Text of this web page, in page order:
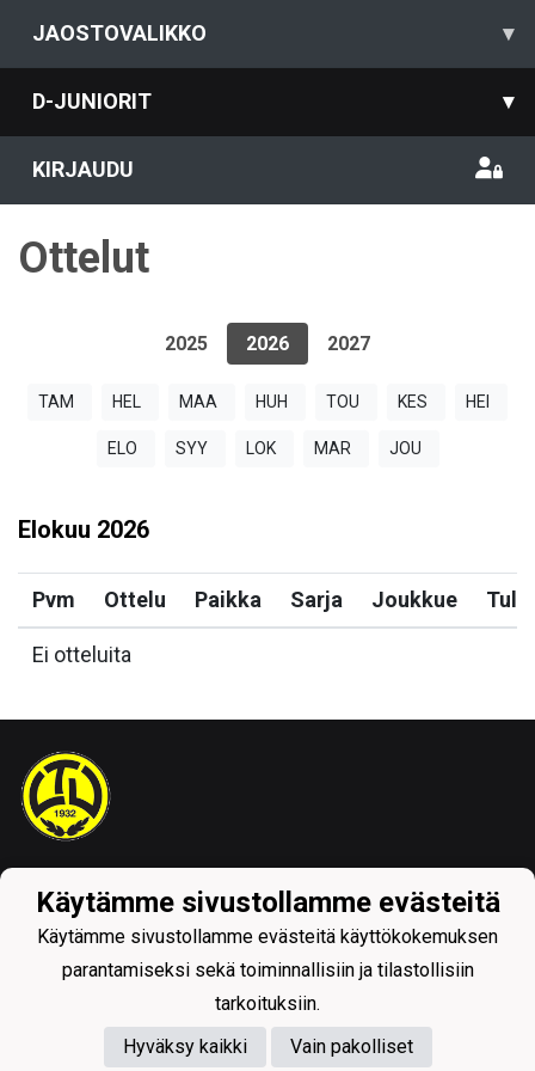
JAOSTOVALIKKO ▾
D-JUNIORIT ▾
KIRJAUDU
Ottelut
2025 2026 2027
TAM HEL MAA HUH TOU KES HEI
ELO SYY LOK MAR JOU
Elokuu 2026
Pvm Ottelu Paikka Sarja Joukkue
Ei otteluita
Powered by
Käytämme sivustollamme evästeitä
Käytämme sivustollamme evästeitä käyttökokemuksen
parantamiseksi sekä toiminnallisiin ja tilastollisiin
tarkoituksiin.
Hyväksy kaikki
Vain pakolliset